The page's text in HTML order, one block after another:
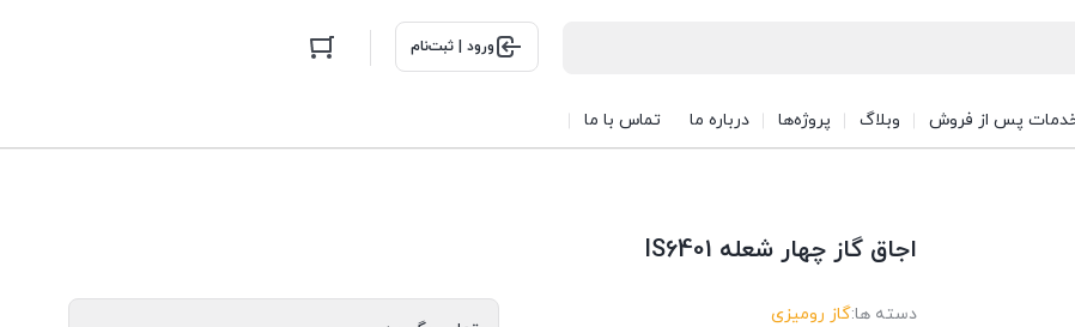
ورود | ثبت‌نام
پس از فروش وبلاگ پروژه‌ها درباره ما تماس با ما
اجاق گاز چهار شعله IS6401
دسته ها:گاز رومیزی